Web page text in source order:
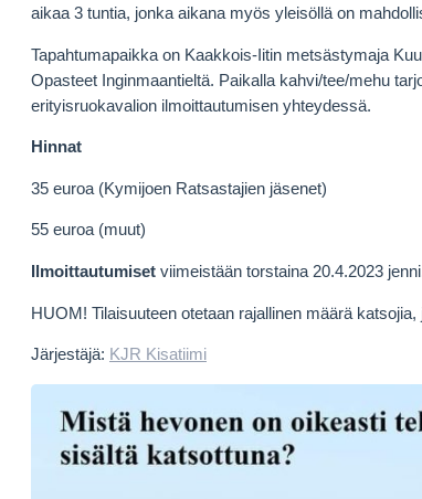
aikaa 3 tuntia, jonka aikana myös yleisöllä on
Tapahtumapaikka on Kaakkois-Iitin metsästymaja
Opasteet Inginmaantieltä. Paikalla kahvi/tee/mehu
erityisruokavalion ilmoittautumisen yhteydessä.
Hinnat
35 euroa (Kymijoen Ratsastajien jäsenet)
55 euroa (muut)
Ilmoittautumiset viimeistään torstaina 20.4.2023
HUOM! Tilaisuuteen otetaan rajallinen määrä
Järjestäjä: KJR Kisatiimi